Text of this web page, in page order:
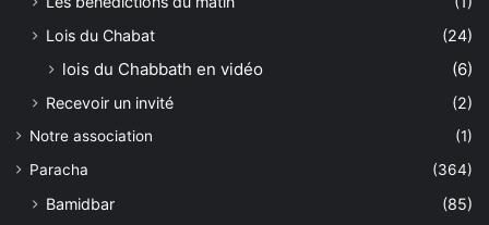
Lois du Chabat
(24)
lois du Chabbath en vidéo (6)
Recevoir un invité (2)
Notre association
(1)
Paracha
(364)
Bamidbar (85)